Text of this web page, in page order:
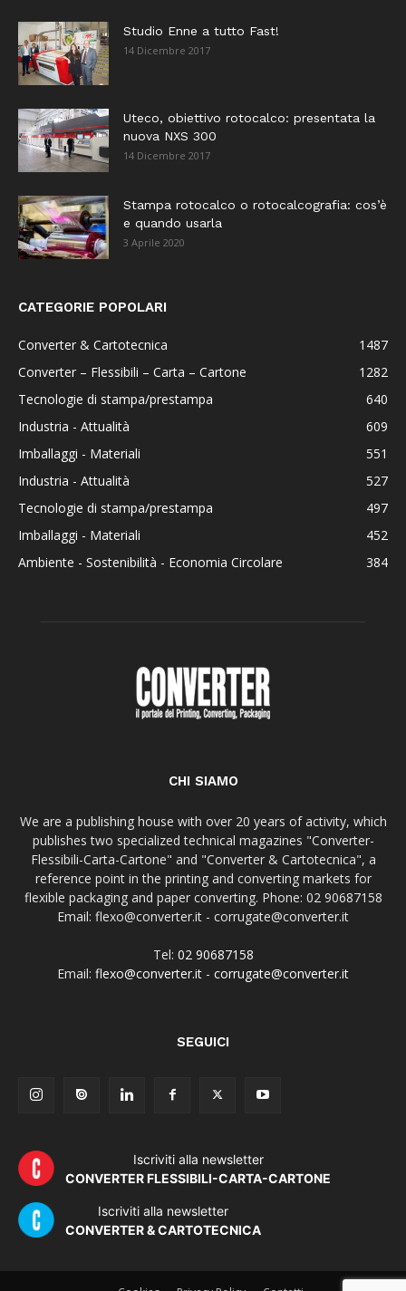
Studio Enne a tutto Fast!
14 Dicembre 2017
Uteco, obiettivo rotocalco: presentata la
nuova NXS 300
14 Dicembre 2017
Stampa rotocalco o rotocalcografia: cos’è
e quando usarla
3 Aprile 2020
CATEGORIE POPOLARI
Converter & Cartotecnica
1487
Converter – Flessibili – Carta – Cartone
1282
Tecnologie di stampa/prestampa
640
Industria - Attualità
609
Imballaggi - Materiali
551
Industria - Attualità
527
Tecnologie di stampa/prestampa
497
Imballaggi - Materiali
452
Ambiente - Sostenibilità - Economia Circolare
384
CHI SIAMO
We are a publishing house with over 20 years of activity, which
publishes two specialized technical magazines "Converter-
Flessibili-Carta-Cartone" and "Converter & Cartotecnica", a
reference point in the printing and converting markets for
flexible packaging and paper converting. Phone: 02 90687158
Email: flexo@converter.it - corrugate@converter.it
Tel: 02 90687158
Email: flexo@converter.it - corrugate@converter.it
SEGUICI
Iscriviti alla newsletter
CONVERTER FLESSIBILI-CARTA-CARTONE
Iscriviti alla newsletter
CONVERTER & CARTOTECNICA